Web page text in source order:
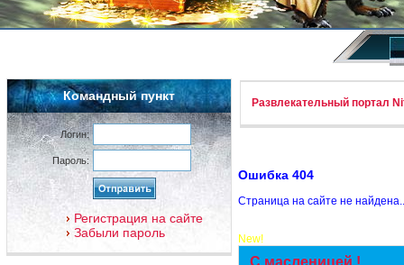
Командный пункт
Логин:
Пароль:
Регистрация на сайте
Забыли пароль
Развлекательный портал
Ошибка 404
Страница на сайте не
New!
С масленицей !